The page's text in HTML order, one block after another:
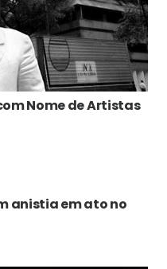
Nome de Artistas
anistia em ato no